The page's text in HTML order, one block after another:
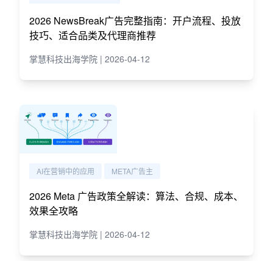
2026 NewsBreak广告完整指南：开户流程、投放
技巧、适合品类及代理商推荐
掌慧科技出海学院 | 2026-04-12
AI在营销中的应用 META广告主
2026 Meta 广告政策全解读：算法、合规、成本、
效果全攻略
掌慧科技出海学院 | 2026-04-12